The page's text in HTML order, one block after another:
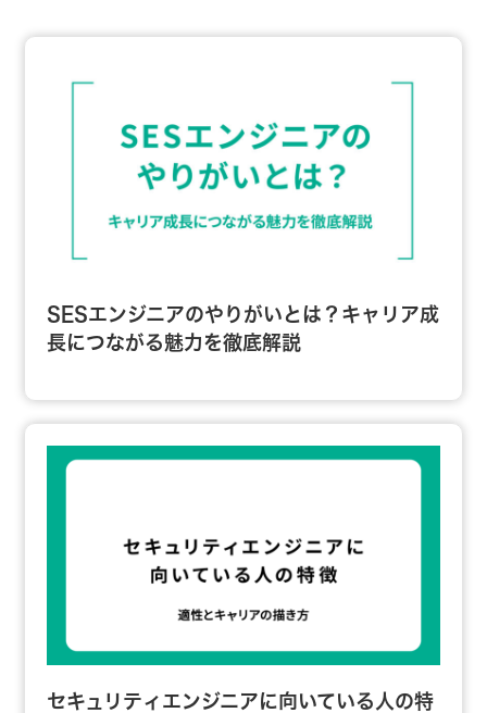
SESエンジニアのやりがいとは？キャリア成
長につながる魅力を徹底解説
セキュリティエンジニアに向いている人の特